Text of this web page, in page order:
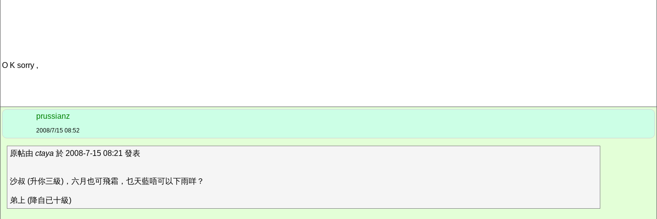
O K sorry ,
prussianz
2008/7/15 08:52
原帖由 ctaya 於 2008-7-15 08:21 發表
沙叔 (升你三級)，六月也可飛霜，乜天藍唔可以下雨咩？
弟上 (降自已十級)